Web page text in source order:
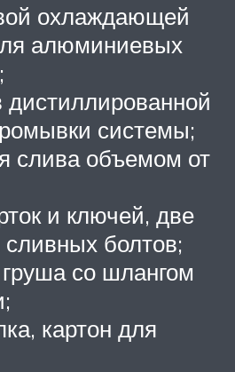
охлаждающей
алюминиевых
дистиллированной
системы;
слива объемом от
и ключей, две
болтов;
со шлангом
картон для